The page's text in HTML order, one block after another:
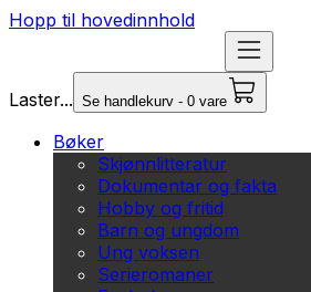
Hopp til hovedinnhold
Laster... Se handlekurv - 0 vare
Bøker
Skjønnlitteratur
Dokumentar og fakta
Hobby og fritid
Barn og ungdom
Ung voksen
Serieromaner